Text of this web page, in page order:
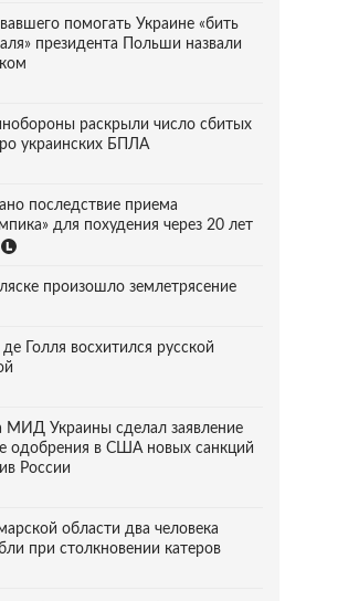
помогать Украине «бить
президента Польши назвали
раскрыли число сбитых
украинских БПЛА
последствие приема
для похудения через 20 лет
произошло землетрясение
де Голля восхитился русской
МИД Украины сделал заявление
одобрения в США новых санкций
России
области два человека
при столкновении катеров